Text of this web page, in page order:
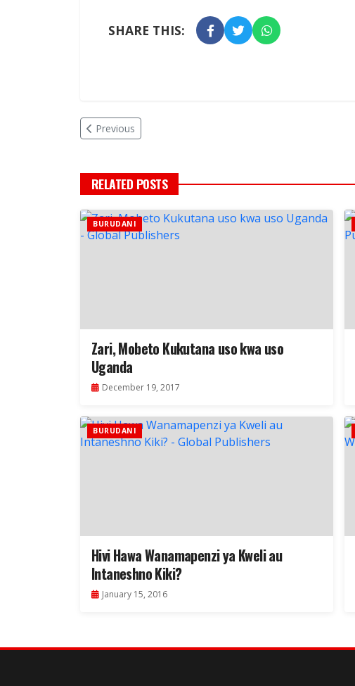
SHARE THIS:
Previous
RELATED POSTS
BURUDANI
Zari, Mobeto Kukutana uso kwa uso
Uganda
December 19, 2017
BURUDANI
Hivi Hawa Wanamapenzi ya Kweli au
Intaneshno Kiki?
January 15, 2016